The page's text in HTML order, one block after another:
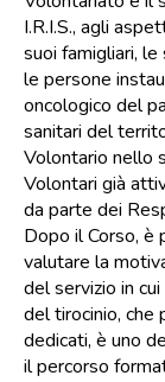
I.R.I.S., agli
suoi famigliari,
le persone
oncologico del
sanitari del
Volontario nello
Volontari già
da parte dei
Dopo il Corso, è
valutare la
del servizio in
del tirocinio, che
dedicati, è uno
il percorso